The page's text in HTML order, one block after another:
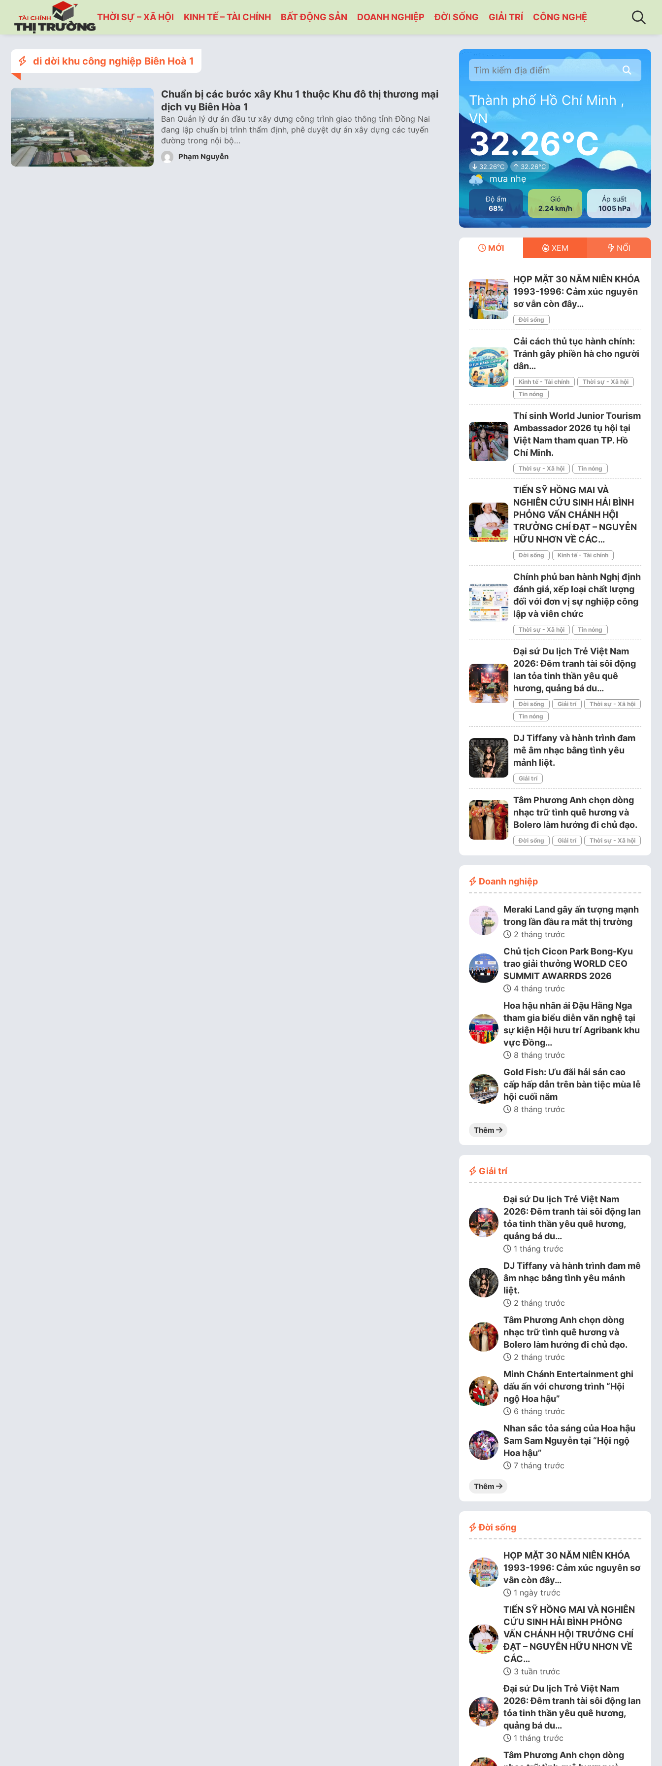
THỜI SỰ – XÃ HỘI KINH TẾ – TÀI CHÍNH BẤT ĐỘNG SẢN DOANH NGHIỆP ĐỜI SỐNG GIẢI TRÍ CÔNG NGHỆ
di dời khu công nghiệp Biên Hoà 1
Chuẩn bị các bước xây Khu 1 thuộc Khu đô thị thương mại
dịch vụ Biên Hòa 1
Ban Quản lý dự án đầu tư xây dựng công trình giao thông tỉnh Đồng Nai
đang lập chuẩn bị trình thẩm định, phê duyệt dự án xây dựng các tuyến
đường trong nội bộ…
Phạm Nguyễn
Thành phố Hồ Chí Minh ,
VN
32.26°C
32.26°C 32.26°C
mưa nhẹ
Độ ẩm
68%
Gió
2.24 km/h
Áp suất
1005 hPa
MỚI XEM NỔI
HỌP MẶT 30 NĂM NIÊN KHÓA
1993-1996: Cảm xúc nguyên
sơ vẫn còn đây…
Đời sống
Cải cách thủ tục hành chính:
Tránh gây phiền hà cho người
dân…
Kinh tế - Tài chính
Thời sự - Xã hội
Tin nóng
Thí sinh World Junior Tourism
Ambassador 2026 tụ hội tại
Việt Nam tham quan TP. Hồ
Chí Minh.
Thời sự - Xã hội Tin nóng
TIẾN SỸ HỒNG MAI VÀ
NGHIÊN CỨU SINH HẢI BÌNH
PHỎNG VẤN CHÁNH HỘI
TRƯỞNG CHÍ ĐẠT – NGUYỄN
HỮU NHƠN VỀ CÁC…
Đời sống Kinh tế - Tài chính
Chính phủ ban hành Nghị định
đánh giá, xếp loại chất lượng
đối với đơn vị sự nghiệp công
lập và viên chức
Thời sự - Xã hội Tin nóng
Đại sứ Du lịch Trẻ Việt Nam
2026: Đêm tranh tài sôi động
lan tỏa tinh thần yêu quê
hương, quảng bá du…
Đời sống Giải trí
Thời sự - Xã hội
Tin nóng
DJ Tiffany và hành trình đam
mê âm nhạc bằng tình yêu
mảnh liệt.
Giải trí
Tâm Phương Anh chọn dòng
nhạc trữ tình quê hương và
Bolero làm hướng đi chủ đạo.
Đời sống Giải trí Thời sự - Xã hội
Doanh nghiệp
Meraki Land gây ấn tượng mạnh
trong lần đầu ra mắt thị trường
2 tháng trước
Chủ tịch Cicon Park Bong-Kyu
trao giải thưởng WORLD CEO
SUMMIT AWARRDS 2026
4 tháng trước
Hoa hậu nhân ái Đậu Hằng Nga
tham gia biểu diễn văn nghệ tại
sự kiện Hội hưu trí Agribank khu
vực Đồng…
8 tháng trước
Gold Fish: Ưu đãi hải sản cao
cấp hấp dẫn trên bàn tiệc mùa lễ
hội cuối năm
8 tháng trước
Thêm
Giải trí
Đại sứ Du lịch Trẻ Việt Nam
2026: Đêm tranh tài sôi động lan
tỏa tinh thần yêu quê hương,
quảng bá du…
1 tháng trước
DJ Tiffany và hành trình đam mê
âm nhạc bằng tình yêu mảnh
liệt.
2 tháng trước
Tâm Phương Anh chọn dòng
nhạc trữ tình quê hương và
Bolero làm hướng đi chủ đạo.
2 tháng trước
Minh Chánh Entertainment ghi
dấu ấn với chương trình “Hội
ngộ Hoa hậu”
6 tháng trước
Nhan sắc tỏa sáng của Hoa hậu
Sam Sam Nguyễn tại “Hội ngộ
Hoa hậu”
7 tháng trước
Thêm
Đời sống
HỌP MẶT 30 NĂM NIÊN KHÓA
1993-1996: Cảm xúc nguyên sơ
vẫn còn đây…
1 ngày trước
TIẾN SỸ HỒNG MAI VÀ NGHIÊN
CỨU SINH HẢI BÌNH PHỎNG
VẤN CHÁNH HỘI TRƯỞNG CHÍ
ĐẠT – NGUYỄN HỮU NHƠN VỀ
CÁC…
3 tuần trước
Đại sứ Du lịch Trẻ Việt Nam
2026: Đêm tranh tài sôi động lan
tỏa tinh thần yêu quê hương,
quảng bá du…
1 tháng trước
Tâm Phương Anh chọn dòng